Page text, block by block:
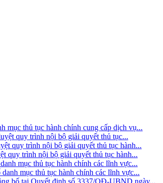
mục thủ tục hành chính cung cấp dịch vụ...
quy trình nội bộ giải quyết thủ tục...
quy trình nội bộ giải quyết thủ tục hành...
quy trình nội bộ giải quyết thủ tục hành...
mục thủ tục hành chính các lĩnh vực...
mục thủ tục hành chính các lĩnh vực...
bố tại Quyết định số 3337/QĐ-UBND ngày...